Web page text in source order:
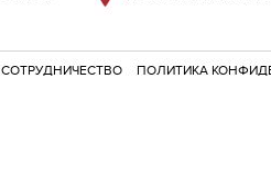
СОТРУДНИЧЕСТВО ПОЛИТИКА